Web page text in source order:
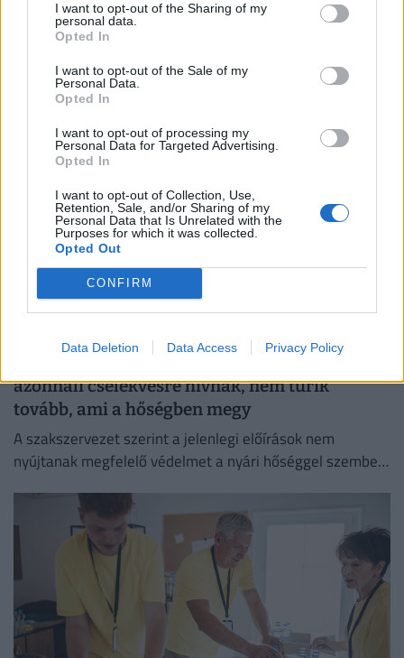
I want to opt-out of the Sharing of my
personal data.
Opted In
I want to opt-out of the Sale of my
Personal Data.
Opted In
I want to opt-out of processing my
Personal Data for Targeted Advertising.
Opted In
I want to opt-out of Collection, Use,
Retention, Sale, and/or Sharing of my
Personal Data that Is Unrelated with the
Purposes for which it was collected.
Opted Out
CONFIRM
Data Deletion Data Access Privacy Policy
senki sem számított: teljesen elfogytak az
emberek, bénulás fenyegeti az országot
Súlyos munkaerőhiányt és fenntarthatatlan bérspirált
okozott Oroszországban a háborús gazdálkodás.
azonnali cselekvésre hívnak, nem tűrik
tovább, ami a hőségben megy
A szakszervezet szerint a jelenlegi előírások nem
nyújtanak megfelelő védelmet a nyári hőséggel szemben,
védelmében.